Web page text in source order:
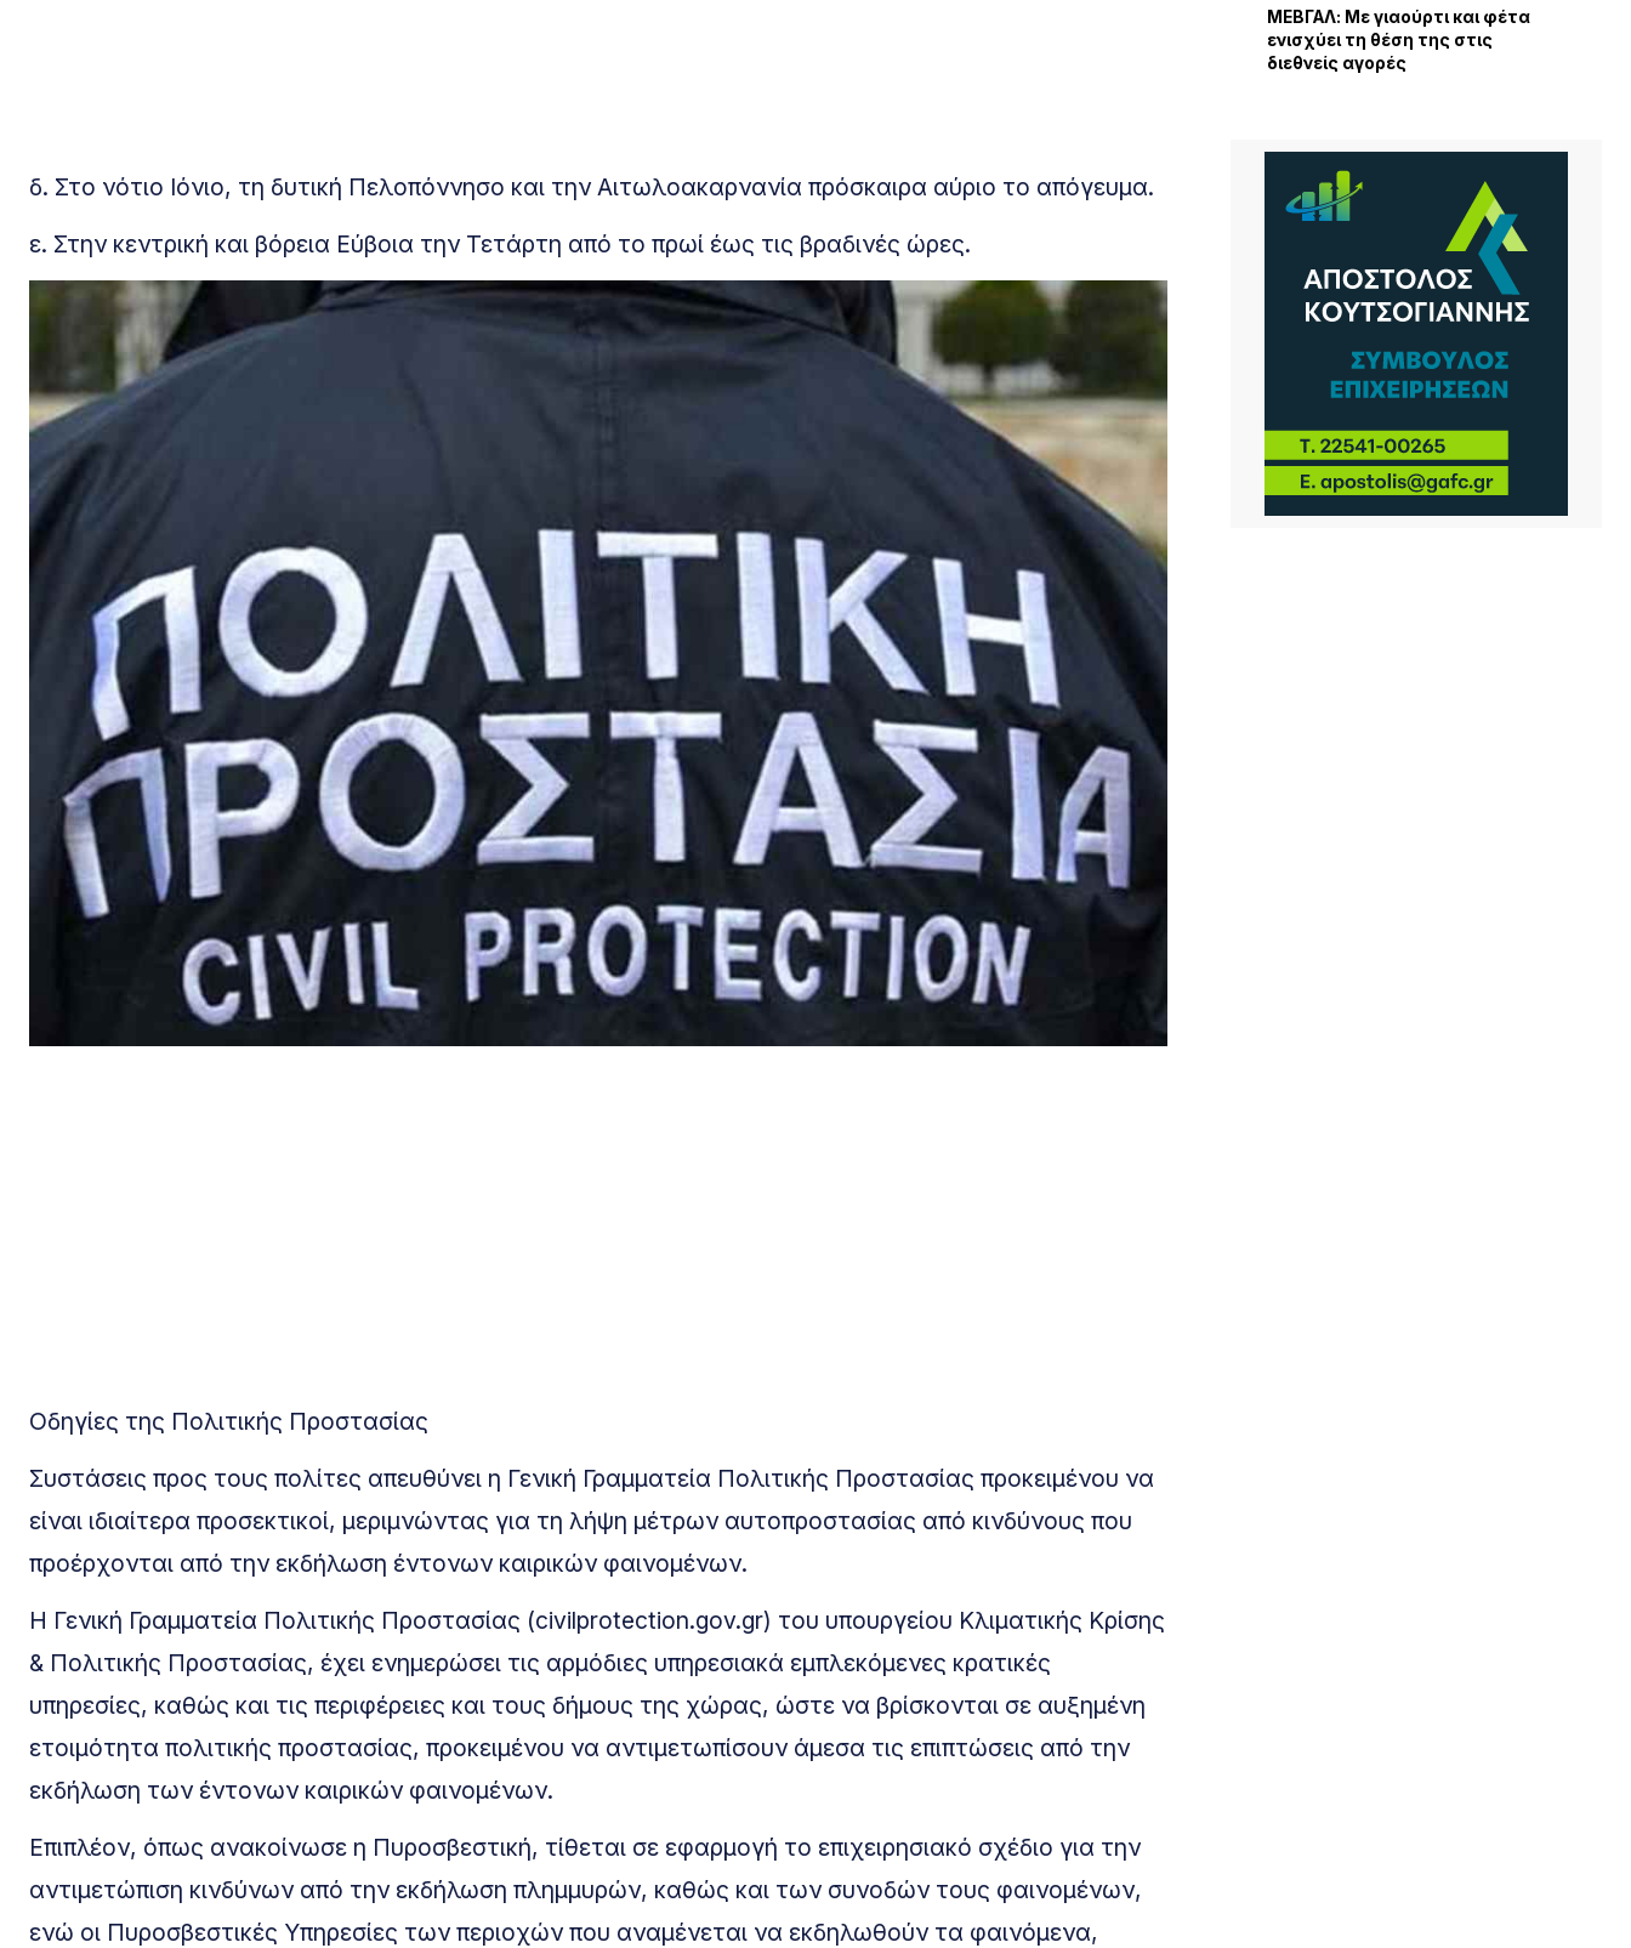
δ. Στο νότιο Ιόνιο, τη δυτική Πελοπόννησο και την Αιτωλοακαρνανία πρόσκαιρα αύριο το απόγευμα.
ε. Στην κεντρική και βόρεια Εύβοια την Τετάρτη από το πρωί έως τις βραδινές ώρες.
Οδηγίες της Πολιτικής Προστασίας
Συστάσεις προς τους πολίτες απευθύνει η Γενική Γραμματεία Πολιτικής Προστασίας προκειμένου να
είναι ιδιαίτερα προσεκτικοί, μεριμνώντας για τη λήψη μέτρων αυτοπροστασίας από κινδύνους που
προέρχονται από την εκδήλωση έντονων καιρικών φαινομένων.
Η Γενική Γραμματεία Πολιτικής Προστασίας (civilprotection.gov.gr) του υπουργείου Κλιματικής Κρίσης
& Πολιτικής Προστασίας, έχει ενημερώσει τις αρμόδιες υπηρεσιακά εμπλεκόμενες κρατικές
υπηρεσίες, καθώς και τις περιφέρειες και τους δήμους της χώρας, ώστε να βρίσκονται σε αυξημένη
ετοιμότητα πολιτικής προστασίας, προκειμένου να αντιμετωπίσουν άμεσα τις επιπτώσεις από την
εκδήλωση των έντονων καιρικών φαινομένων.
Επιπλέον, όπως ανακοίνωσε η Πυροσβεστική, τίθεται σε εφαρμογή το επιχειρησιακό σχέδιο για την
αντιμετώπιση κινδύνων από την εκδήλωση πλημμυρών, καθώς και των συνοδών τους φαινομένων,
ενώ οι Πυροσβεστικές Υπηρεσίες των περιοχών που αναμένεται να εκδηλωθούν τα φαινόμενα,
ΜΕΒΓΑΛ: Με γιαούρτι και φέτα
ενισχύει τη θέση της στις
διεθνείς αγορές